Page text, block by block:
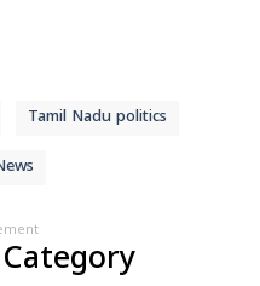
Tamil Nadu politics